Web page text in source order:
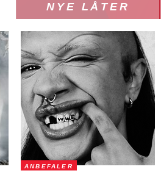
NYE LÅTER
ANBEFALER